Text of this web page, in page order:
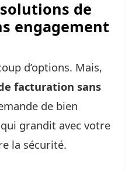
de
engagement
d’options. Mais,
facturation sans
de bien
grandit avec votre
la sécurité.